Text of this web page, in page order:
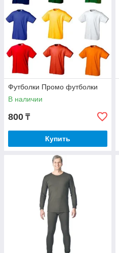
Футболки Промо футболки
В наличии
800 ₸
Купить